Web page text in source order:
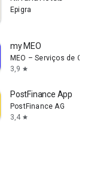
Epigra
my MEO
MEO – Serviços de
3,9 star
PostFinance App
PostFinance AG
3,4 star